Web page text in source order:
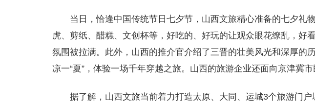
当日，恰逢中国传统节日七夕节，山西文旅精心准备的七夕礼
虎、剪纸、醋糕、文创杯等，好吃的、好玩的让观众眼花缭乱，好
氛围被拉满。此外，山西的推介官介绍了三晋的壮美风光和深厚的
凉一“夏”，体验一场千年穿越之旅。山西的旅游企业还面向京津冀市
据了解，山西文旅当前着力打造太原、大同、运城3个旅游门